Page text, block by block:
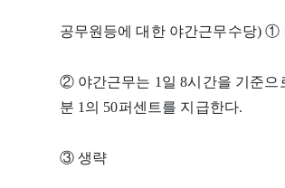
공무원등에 대한 야간근무수당) ①
② 야간근무는 1일 8시간을 기준으
분 1의 50퍼센트를 지급한다.
③ 생략